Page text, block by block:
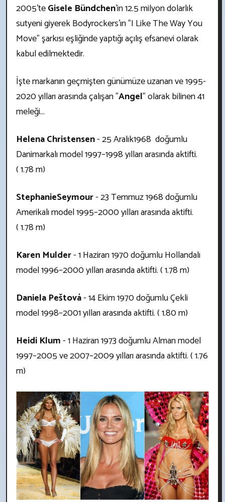
2005'teGisele Bündchen'in 12.5 milyon dolarlık
sutyeni giyerek Bodyrockers'ın "I Like The Way You
Move" şarkısı eşliğinde yaptığı açılış efsanevi olarak
kabul edilmektedir.
İşte markanın geçmişten günümüze uzanan ve 1995-
2020 yılları arasında çalışan "Angel" olarak bilinen 41
meleği...
Helena Christensen- 25 Aralık1968 doğumlu
Danimarkalı model 1997–1998 yılları arasında aktifti.
( 1.78 m)
StephanieSeymour- 23 Temmuz 1968 doğumlu
Amerikalı model 1995–2000 yılları arasında aktifti.
( 1.78 m)
Karen Mulder- 1 Haziran 1970 doğumlu Hollandalı
model 1996–2000 yılları arasında aktifti. ( 1.78 m)
Daniela Peštová- 14 Ekim 1970 doğumlu Çekli
model 1998–2001 yılları arasında aktifti. ( 1.80 m)
Heidi Klum- 1 Haziran 1973 doğumlu Alman model
1997–2005 ve 2007–2009 yılları arasında aktifti. ( 1.76
m)